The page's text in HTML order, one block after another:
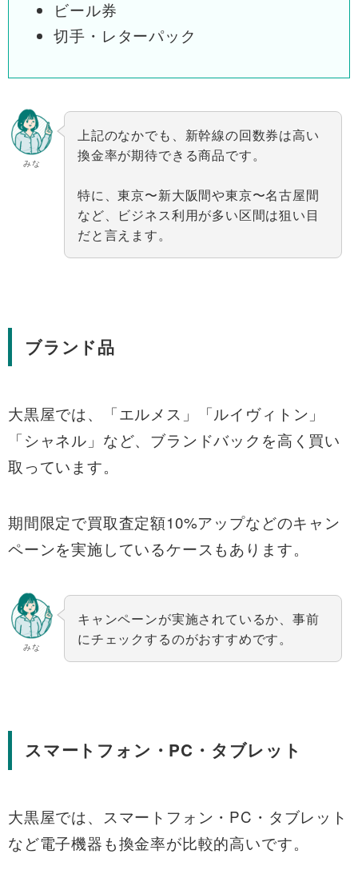
ビール券
切手・レターパック
みな
上記のなかでも、新幹線の回数券は高い
換金率が期待できる商品です。
特に、東京〜新大阪間や東京〜名古屋間
など、ビジネス利用が多い区間は狙い目
だと言えます。
ブランド品
大黒屋では、「エルメス」「ルイヴィトン」
「シャネル」など、ブランドバックを高く買い
取っています。
期間限定で買取査定額10%アップなどのキャン
ペーンを実施しているケースもあります。
みな
キャンペーンが実施されているか、事前
にチェックするのがおすすめです。
スマートフォン・PC・タブレット
大黒屋では、スマートフォン・PC・タブレット
など電子機器も換金率が比較的高いです。